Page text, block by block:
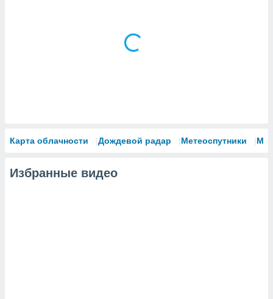
Карта облачности Дождевой радар Метеоспутники
Избранные видео